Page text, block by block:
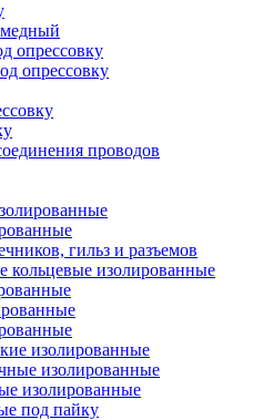
опрессовку
опрессовку
проводов
гильз и разъемов
кольцевые изолированные
изолированные
изолированные
изолированные
под пайку